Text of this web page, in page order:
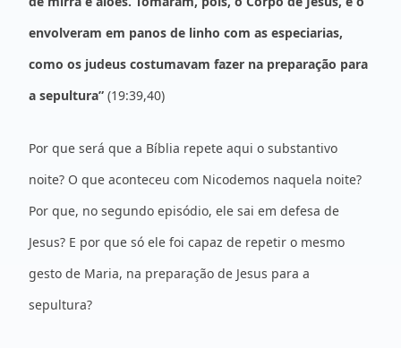
envolveram em panos de linho com as especiarias,
como os judeus costumavam fazer na preparação para
a sepultura” (19:39,40)
Por que será que a Bíblia repete aqui o substantivo
noite? O que aconteceu com Nicodemos naquela noite?
Por que, no segundo episódio, ele sai em defesa de
Jesus? E por que só ele foi capaz de repetir o mesmo
gesto de Maria, na preparação de Jesus para a
sepultura?